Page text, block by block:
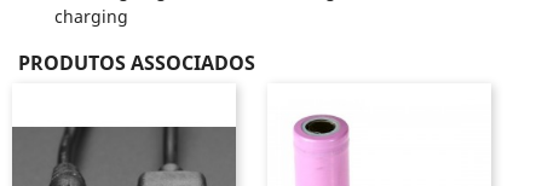
charging
PRODUTOS ASSOCIADOS